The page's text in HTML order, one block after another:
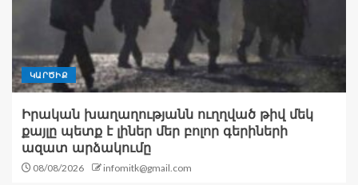
ԿԱՐԾԻՔ
Իրական խաղաղությանն ուղղված թիվ մեկ
քայլը պետք է լիներ մեր բոլոր գերիների
ազատ արձակումը
08/08/2026 infomitk@gmail.com